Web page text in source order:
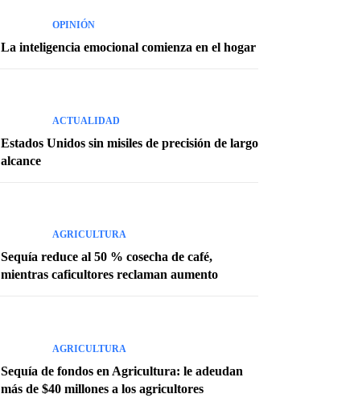
OPINIÓN
La inteligencia emocional comienza en el hogar
ACTUALIDAD
Estados Unidos sin misiles de precisión de largo
alcance
AGRICULTURA
Sequía reduce al 50 % cosecha de café,
mientras caficultores reclaman aumento
AGRICULTURA
Sequía de fondos en Agricultura: le adeudan
más de $40 millones a los agricultores